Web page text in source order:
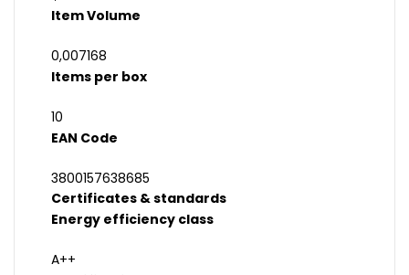
Item Volume
0,007168
Items per box
10
EAN Code
3800157638685
Certificates & standards
Energy efficiency class
A++